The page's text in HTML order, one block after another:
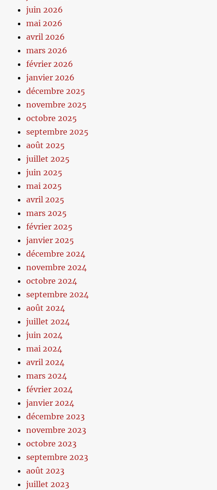
juin 2026
mai 2026
avril 2026
mars 2026
février 2026
janvier 2026
décembre 2025
novembre 2025
octobre 2025
septembre 2025
août 2025
juillet 2025
juin 2025
mai 2025
avril 2025
mars 2025
février 2025
janvier 2025
décembre 2024
novembre 2024
octobre 2024
septembre 2024
août 2024
juillet 2024
juin 2024
mai 2024
avril 2024
mars 2024
février 2024
janvier 2024
décembre 2023
novembre 2023
octobre 2023
septembre 2023
août 2023
juillet 2023